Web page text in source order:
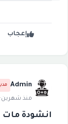
إعجاب
Admin مدير
منذ شهرين·
انشودة مات